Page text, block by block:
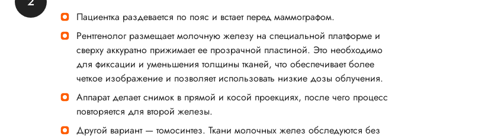
Пациентка раздевается по пояс и встает перед маммографом.
Рентгенолог размещает молочную железу на специальной платформе и
сверху аккуратно прижимает ее прозрачной пластиной. Это необходимо
для фиксации и уменьшения толщины тканей, что обеспечивает более
четкое изображение и позволяет использовать низкие дозы облучения.
Аппарат делает снимок в прямой и косой проекциях, после чего процесс
повторяется для второй железы.
Другой вариант — томосинтез. Ткани молочных желез обследуются без